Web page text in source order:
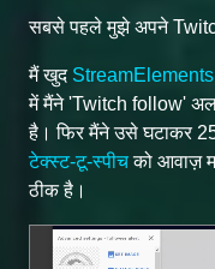
सबसे पहले मुझे अपने
मैं खुद StreamElements
में मैंने 'Twitch follow'
है। फिर मैंने उसे घटाकर
टेक्स्ट-टू-स्पीचको आवाज़
ठीक है।